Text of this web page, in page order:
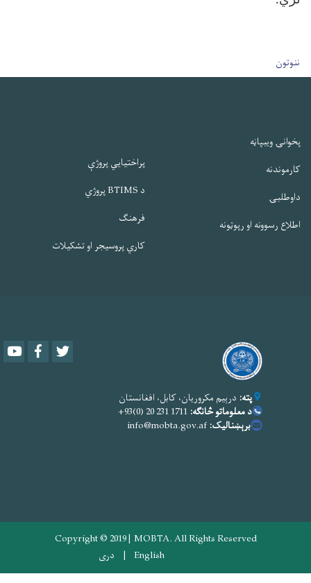
User account menu
ننوتون
پخوانۍ ویبپاڼه
کارموندنه
داوطلبۍ
اطلاع رسوونه او رپوټونه
پراختیایي پروژې
د BTIMS پروژي
فرهنګ
کاري پروسیجر او تشکیلات
Youtube Facebook
پته: درېیم مکروریان، کابل، افغانستان
د معلوماتو څانګه: 1711 231 20 (0)93+
برېښنالیک: info@mobta.gov.af
Copyright © 2019 | MOBTA. All Rights Reserved
English
دری